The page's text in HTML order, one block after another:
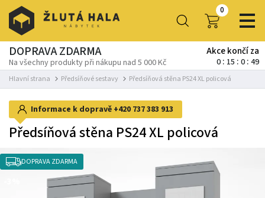
0
DOPRAVA ZDARMA
Na všechny produkty při nákupu nad 5 000 Kč
Akce končí za
0 15 0 48
Hlavní strana Předsíňové sestavy Předsíňová stěna PS24 XL policová
Informace k dopravě +420 737 383 913
Předsíňová stěna PS24 XL policová
DOPRAVA ZDARMA